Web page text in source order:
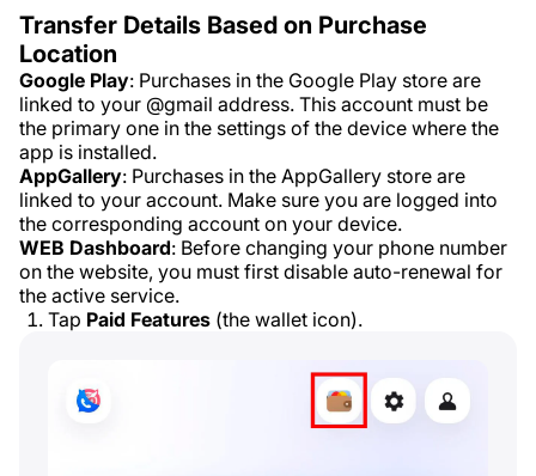
Transfer Details Based on Purchase
Location
Google Play: Purchases in the Google Play store are
linked to your @gmail address. This account must be
the primary one in the settings of the device where the
app is installed.
AppGallery: Purchases in the AppGallery store are
linked to your account. Make sure you are logged into
the corresponding account on your device.
WEB Dashboard: Before changing your phone number
on the website, you must first disable auto-renewal for
the active service.
Tap Paid Features (the wallet icon).